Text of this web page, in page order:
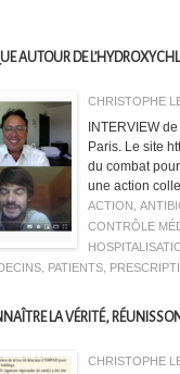
AUTOUR DE
CHRISTOPHE
INTERVIEW
Paris. Le site
du combat
une action
ACTION,
CONTRÔLE
, PATIENTS,
LA VÉRITÉ,
CHRISTOPHE